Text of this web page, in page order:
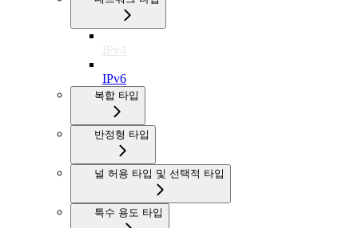
IPv4
IPv6
복합 타입
반정형 타입
널 허용 타입 및 선택적 타입
특수 용도 타입